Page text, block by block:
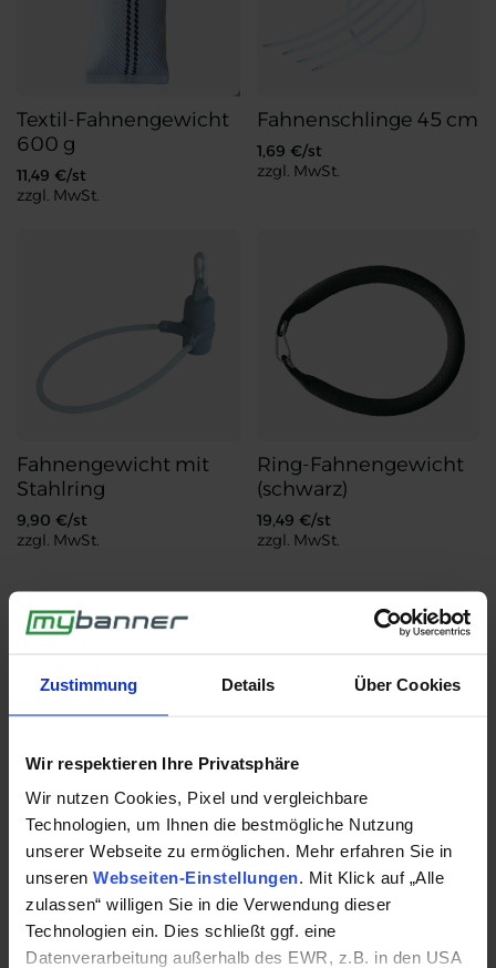
Zustimmung Details Über Cookies
Wir respektieren Ihre Privatsphäre
Wir nutzen Cookies, Pixel und vergleichbare
Technologien, um Ihnen die bestmögliche Nutzung
unserer Webseite zu ermöglichen. Mehr erfahren Sie in
unseren Webseiten-Einstellungen. Mit Klick auf „Alle
zulassen“ willigen Sie in die Verwendung dieser
Technologien ein. Dies schließt ggf. eine
Datenverarbeitung außerhalb des EWR, z.B. in den USA
Textil-Fahnengewicht 300 g
Textil-Fahnengewicht
600 g
11,49 €/st
zzgl. MwSt.
Fahnenschlinge 45 cm
1,69 €/st
zzgl. MwSt.
Fahnengewicht mit
Stahlring
9,90 €/st
zzgl. MwSt.
Ring-Fahnengewicht
(schwarz)
19,49 €/st
zzgl. MwSt.
Lieferhinweise
Bitte beachten Sie folgende Hinweise zur Lieferung
Lieferung in einem Kunststoffbeutel mit den Maßen 33 x
24 x 5 cm.